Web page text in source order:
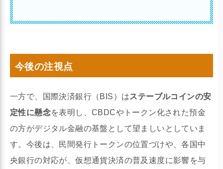
今後の注視点
一方で、国際決済銀行（BIS）はステーブルコインの安
定性に懸念を表明し、CBDCやトークン化された預金
の方がデジタル金融の基盤として望ましいとしていま
す。今後は、民間発行トークンの位置づけや、各国中
央銀行の対応が、仮想通貨決済の普及速度に影響を与